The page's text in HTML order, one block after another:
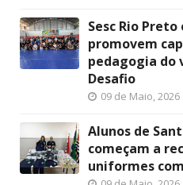
Sesc Rio
promovem
pedagogia do
Desafio
09 de Maio, 2026
Alunos de
começam a
uniformes